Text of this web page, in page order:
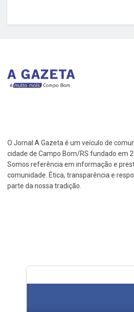
O Jornal A Gazeta é um veículo de
cidade de Campo Bom/RS fundado em
Somos referência em informação e
comunidade. Ética, transparência e
parte da nossa tradição.